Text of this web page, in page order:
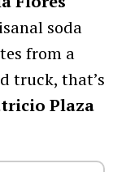
soda
from a
truck, that’s
Plaza